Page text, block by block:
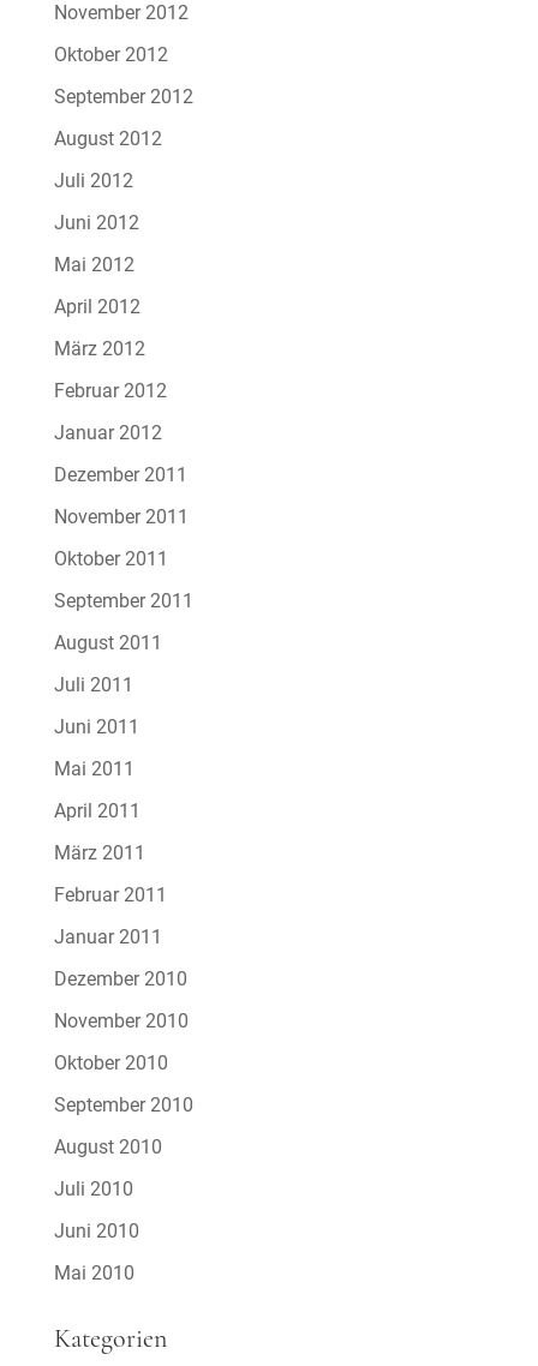
November 2012
Oktober 2012
September 2012
August 2012
Juli 2012
Juni 2012
Mai 2012
April 2012
März 2012
Februar 2012
Januar 2012
Dezember 2011
November 2011
Oktober 2011
September 2011
August 2011
Juli 2011
Juni 2011
Mai 2011
April 2011
März 2011
Februar 2011
Januar 2011
Dezember 2010
November 2010
Oktober 2010
September 2010
August 2010
Juli 2010
Juni 2010
Mai 2010
Kategorien